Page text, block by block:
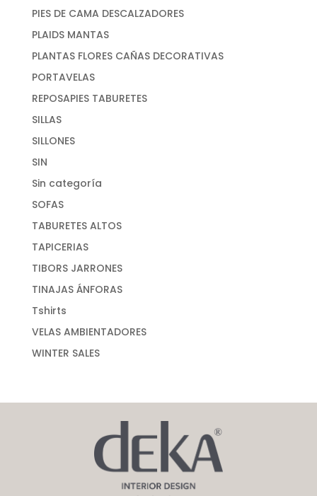
PIES DE CAMA DESCALZADORES
PLAIDS MANTAS
PLANTAS FLORES CAÑAS DECORATIVAS
PORTAVELAS
REPOSAPIES TABURETES
SILLAS
SILLONES
SIN
Sin categoría
SOFAS
TABURETES ALTOS
TAPICERIAS
TIBORS JARRONES
TINAJAS ÁNFORAS
Tshirts
VELAS AMBIENTADORES
WINTER SALES